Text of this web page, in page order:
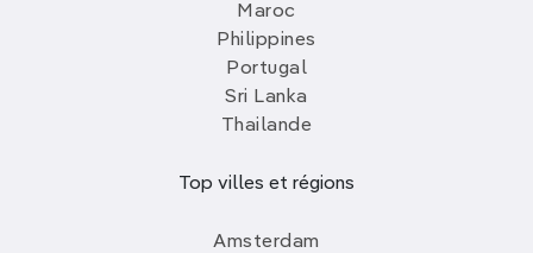
Maroc
Philippines
Portugal
Sri Lanka
Thailande
Top villes et régions
Amsterdam